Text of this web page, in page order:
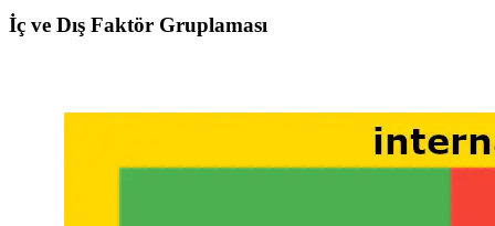
İç ve Dış Faktör Gruplaması